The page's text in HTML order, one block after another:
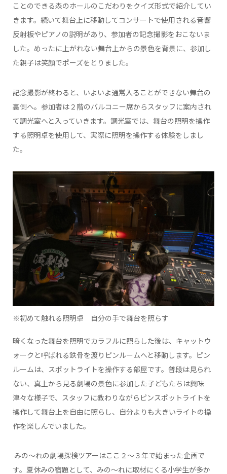
ことのできる森のホールのこだわりをクイズ形式で紹介してい
きます。続いて舞台上に移動してコンサートで使用される音響
反射板やピアノの説明があり、参加者の記念撮影をおこないま
した。めったに上がれない舞台上からの景色を背景に、参加し
た親子は笑顔でポーズをとりました。
記念撮影が終わると、いよいよ通常入ることができない舞台の
裏側へ。参加者は２階のバルコニー席からスタッフに案内され
て調光室へと入っていきます。調光室では、舞台の照明を操作
する照明卓を使用して、実際に照明を操作する体験をしまし
た。
※初めて触れる照明卓 自分の手で舞台を照らす
暗くなった舞台を照明でカラフルに照らした後は、キャットウ
ォークと呼ばれる鉄骨を渡りピンルームへと移動します。ピン
ルームは、スポットライトを操作する部屋です。普段は見られ
ない、真上から見る劇場の景色に参加した子どもたちは興味
津々な様子で、スタッフに教わりながらピンスポットライトを
操作して舞台上を自由に照らし、自分よりも大きいライトの操
作を楽しんでいました。
みの～れの劇場探検ツアーはここ２～３年で始まった企画で
す。夏休みの宿題として、みの～れに取材にくる小学生が多か